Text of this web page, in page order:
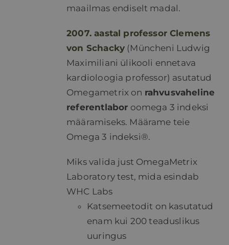
maailmas endiselt madal.
2007. aastal professor Clemens
von Schacky (Müncheni Ludwig
Maximiliani ülikooli ennetava
kardioloogia professor) asutatud
Omegametrix on rahvusvaheline
referentlabor oomega 3 indeksi
määramiseks. Määrame teie
Omega 3 indeksi®.
Miks valida just OmegaMetrix
Laboratory test, mida esindab
WHC Labs
Katsemeetodit on kasutatud
enam kui 200 teaduslikus
uuringus